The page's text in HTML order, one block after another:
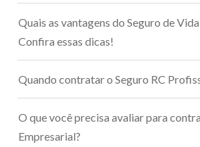
Quais as vantagens do Seguro de
Confira essas dicas!
Quando contratar o Seguro RC
O que você precisa avaliar para
Empresarial?